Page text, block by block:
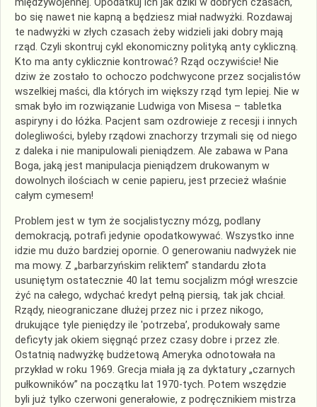
międzywojennej. Opodatkuj ich jak dziki w dobrych czasach,
bo się nawet nie kapną a będziesz miał nadwyżki. Rozdawaj
te nadwyżki w złych czasach żeby widzieli jaki dobry mają
rząd. Czyli skontruj cykl ekonomiczny polityką anty cykliczną.
Kto ma anty cyklicznie kontrować? Rząd oczywiście! Nie
dziw że zostało to ochoczo podchwycone przez socjalistów
wszelkiej maści, dla których im większy rząd tym lepiej. Nie w
smak było im rozwiązanie Ludwiga von Misesa – tabletka
aspiryny i do łóżka. Pacjent sam ozdrowieje z recesji i innych
dolegliwości, byleby rządowi znachorzy trzymali się od niego
z daleka i nie manipulowali pieniądzem. Ale zabawa w Pana
Boga, jaką jest manipulacja pieniądzem drukowanym w
dowolnych ilościach w cenie papieru, jest przecież właśnie
całym cymesem!
Problem jest w tym że socjalistyczny mózg, podlany
demokracją, potrafi jedynie opodatkowywać. Wszystko inne
idzie mu dużo bardziej opornie. O generowaniu nadwyżek nie
ma mowy. Z „barbarzyńskim reliktem” standardu złota
usuniętym ostatecznie 40 lat temu socjalizm mógł wreszcie
żyć na całego, wdychać kredyt pełną piersią, tak jak chciał.
Rządy, nieograniczane dłużej przez nic i przez nikogo,
drukujące tyle pieniędzy ile 'potrzeba’, produkowały same
deficyty jak okiem sięgnąć przez czasy dobre i przez złe.
Ostatnią nadwyżkę budżetową Ameryka odnotowała na
przykład w roku 1969. Grecja miała ją za dyktatury „czarnych
pułkowników” na początku lat 1970-tych. Potem wszędzie
byli już tylko czerwoni generałowie, z podręcznikiem mistrza